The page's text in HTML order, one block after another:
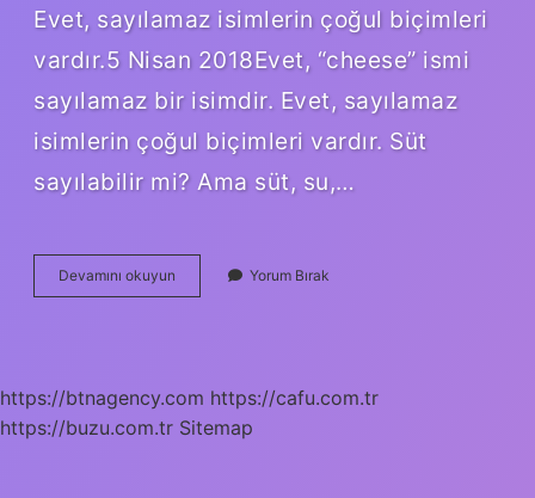
Evet, sayılamaz isimlerin çoğul biçimleri
vardır.5 Nisan 2018Evet, “cheese” ismi
sayılamaz bir isimdir. Evet, sayılamaz
isimlerin çoğul biçimleri vardır. Süt
sayılabilir mi? Ama süt, su,…
Devamını okuyun
Sayılabilir
Yorum Bırak
https://btnagency.com https://cafu.com.tr
https://buzu.com.tr Sitemap